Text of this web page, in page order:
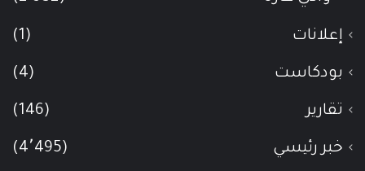
إعلانات (1)
بودكاست (4)
تقارير (146)
خبر رئيسي (4٬495)